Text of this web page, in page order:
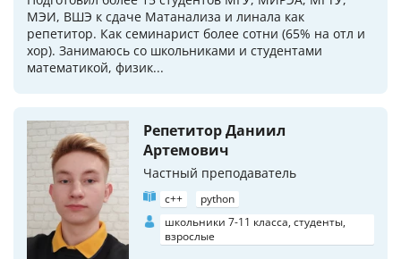
МЭИ, ВШЭ к сдаче Матанализа и линала как
репетитор. Как семинарист более сотни (65% на отл и
хор). Занимаюсь со школьниками и студентами
математикой, физик...
Репетитор Даниил
Артемович
Частный преподаватель
c++
python
школьники 7-11 класса, студенты,
взрослые